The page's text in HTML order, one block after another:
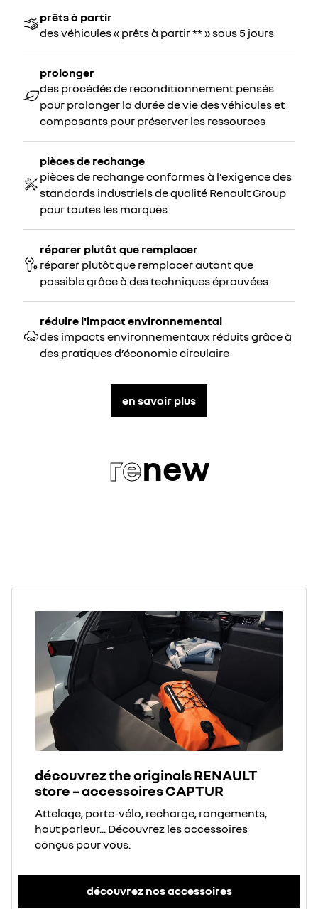
prêts à partir
des véhicules « prêts à partir ** » sous 5 jours
prolonger
des procédés de reconditionnement pensés
pour prolonger la durée de vie des véhicules et
composants pour préserver les ressources
pièces de rechange
pièces de rechange conformes à l’exigence des
standards industriels de qualité Renault Group
pour toutes les marques
réparer plutôt que remplacer
réparer plutôt que remplacer autant que
possible grâce à des techniques éprouvées
réduire l'impact environnemental
des impacts environnementaux réduits grâce à
des pratiques d’économie circulaire
en savoir plus
renew
découvrez the originals RENAULT
store – accessoires CAPTUR
Attelage, porte-vélo, recharge, rangements,
haut parleur... Découvrez les accessoires
conçus pour vous.
découvrez nos accessoires